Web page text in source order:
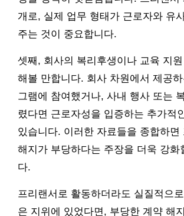
개로, 실제 업무 형태가 근로자와 유
주는 것이 중요합니다.
셋째, 회사의 복리후생이나 교육 지
해볼 만합니다. 회사 차원에서 제공
그램에 참여했거나, 사내 행사 또는
렸다면 근로자성을 입증하는 추가적
있습니다. 이러한 자료들을 종합하면
해지가 부당하다는 주장을 더욱 강화
다.
프리랜서로 활동하더라도 실질적으
은 지위에 있었다면, 부당한 계약 해